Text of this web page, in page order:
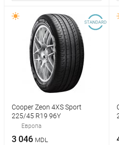
Cooper Zeon 4XS Sport
225/45 R19 96Y
Европа
3 046 MDL